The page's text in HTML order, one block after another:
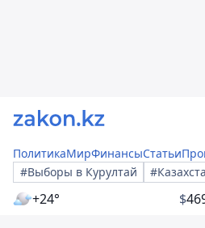
ПолитикаМирФинансыСтатьи
#Выборы в Курултай
+24° $